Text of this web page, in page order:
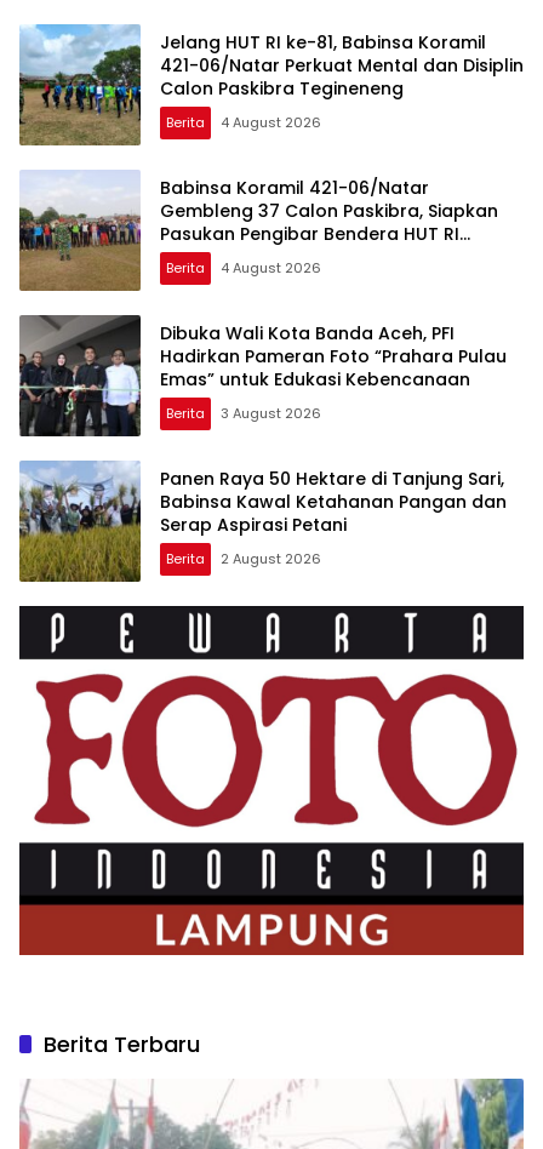
Jelang HUT RI ke-81, Babinsa Koramil
421-06/Natar Perkuat Mental dan Disiplin
Calon Paskibra Tegineneng
Berita 4 August 2026
Babinsa Koramil 421-06/Natar
Gembleng 37 Calon Paskibra, Siapkan
Pasukan Pengibar Bendera HUT RI
Tingkat Kecamatan
Berita 4 August 2026
Dibuka Wali Kota Banda Aceh, PFI
Hadirkan Pameran Foto “Prahara Pulau
Emas” untuk Edukasi Kebencanaan
Berita 3 August 2026
Panen Raya 50 Hektare di Tanjung Sari,
Babinsa Kawal Ketahanan Pangan dan
Serap Aspirasi Petani
Berita 2 August 2026
Berita Terbaru